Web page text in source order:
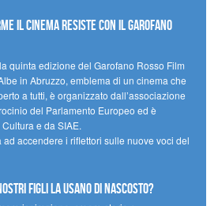
il cinema resiste con il Garofano
quinta edizione del Garofano Rosso Film
in Abruzzo, emblema di un cinema che
a tutti, è organizzato dall’associazione
del Parlamento Europeo ed è
e da SIAE.
ad accendere i riflettori sulle nuove voci del
figli la usano di nascosto?